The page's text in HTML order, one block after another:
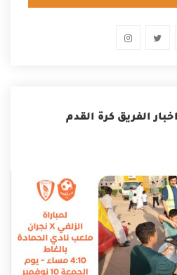
اخبار الفريق كرة القدم